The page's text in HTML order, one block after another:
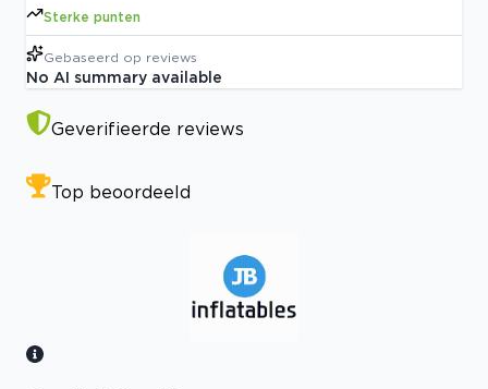
Sterke punten
Gebaseerd op reviews
No AI summary available
Geverifieerde reviews
Top beoordeeld